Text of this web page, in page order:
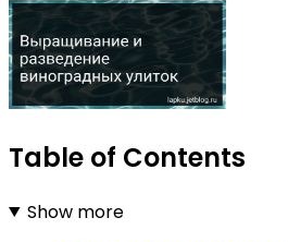
Table of Contents
Show more